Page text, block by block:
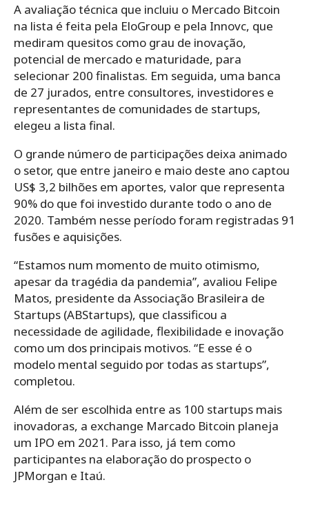
A avaliação técnica que incluiu o Mercado Bitcoin
na lista é feita pela EloGroup e pela Innovc, que
mediram quesitos como grau de inovação,
potencial de mercado e maturidade, para
selecionar 200 finalistas. Em seguida, uma banca
de 27 jurados, entre consultores, investidores e
representantes de comunidades de startups,
elegeu a lista final.
O grande número de participações deixa animado
o setor, que entre janeiro e maio deste ano captou
US$ 3,2 bilhões em aportes, valor que representa
90% do que foi investido durante todo o ano de
2020. Também nesse período foram registradas 91
fusões e aquisições.
“Estamos num momento de muito otimismo,
apesar da tragédia da pandemia”, avaliou Felipe
Matos, presidente da Associação Brasileira de
Startups (ABStartups), que classificou a
necessidade de agilidade, flexibilidade e inovação
como um dos principais motivos. “E esse é o
modelo mental seguido por todas as startups”,
completou.
Além de ser escolhida entre as 100 startups mais
inovadoras, a exchange Marcado Bitcoin planeja
um IPO em 2021. Para isso, já tem como
participantes na elaboração do prospecto o
JPMorgan e Itaú.